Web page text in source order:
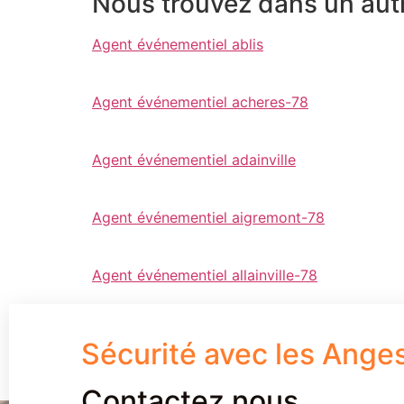
Agent événementiel ablis
Agent événementiel acheres-78
Agent événementiel adainville
Agent événementiel aigremont-78
Agent événementiel allainville-78
Sécurité avec les